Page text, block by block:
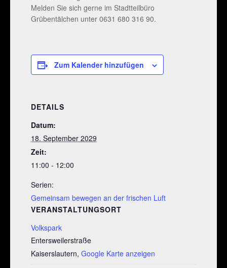
Melden Sie sich gerne im Stadtteilbüro
Grübentälchen unter 0631 680 316 90.
Zum Kalender hinzufügen
DETAILS
Datum:
18. September 2029
Zeit:
11:00 - 12:00
Serien:
Gemeinsam bewegen an der frischen Luft
VERANSTALTUNGSORT
Volkspark
Entersweilerstraße
Kaiserslautern, Google Karte anzeigen